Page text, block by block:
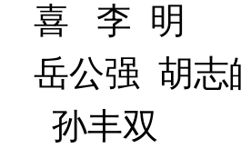
喜 李 明
岳公强 胡
孙丰双